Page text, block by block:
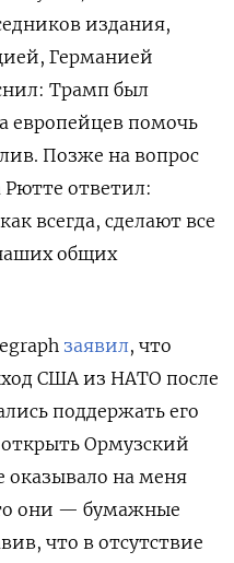
издания,
Германией
Трамп был
европейцев помочь
Позже на вопрос
ответил:
всегда, сделают все
общих
заявил, что
США из НАТО после
поддержать его
Ормузский
оказывало на меня
они — бумажные
что в отсутствие